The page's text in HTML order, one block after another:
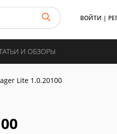
ВОЙТИ |
И ОБЗОРЫ
Lite 1.0.20100